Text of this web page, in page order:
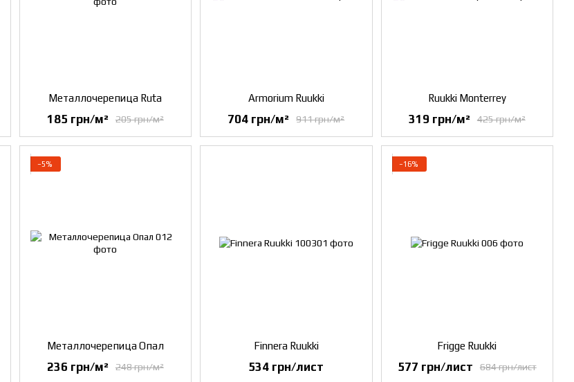
Металлочерепица Ruta
205 грн/м²
185 грн/м²
Armorium Ruukki
911 грн/м²
704 грн/м²
Ruukki Monterrey
425 грн/м²
319 грн/м²
−5%
Металлочерепица Опал
248 грн/м²
236 грн/м²
Finnera Ruukki
534 грн/лист
−16%
Frigge Ruukki
684 грн/лист
577 грн/лист